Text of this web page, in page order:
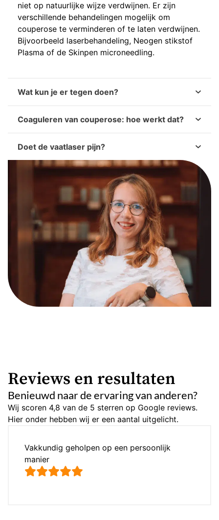
niet op natuurlijke wijze verdwijnen. Er zijn
verschillende behandelingen mogelijk om
couperose te verminderen of te laten verdwijnen.
Bijvoorbeeld laserbehandeling, Neogen stikstof
Plasma of de Skinpen microneedling.
Wat kun je er tegen doen?
Coaguleren van couperose: hoe werkt dat?
Doet de vaatlaser pijn?
Reviews en resultaten
Benieuwd naar de ervaring van anderen?
Wij scoren 4,8 van de 5 sterren op Google reviews.
Hier onder hebben wij er een aantal uitgelicht.
Vakkundig geholpen op een persoonlijk
manier